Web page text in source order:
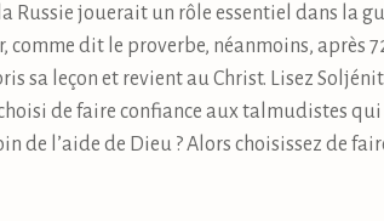
Russie jouerait un rôle essentiel dans la
comme dit le proverbe, néanmoins, après
sa leçon et revient au Christ. Lisez
de faire confiance aux talmudistes
de l’aide de Dieu ? Alors choisissez de